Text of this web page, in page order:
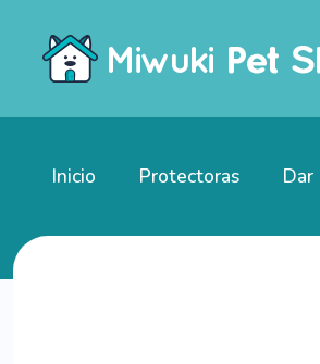
Inicio Protectoras Dar